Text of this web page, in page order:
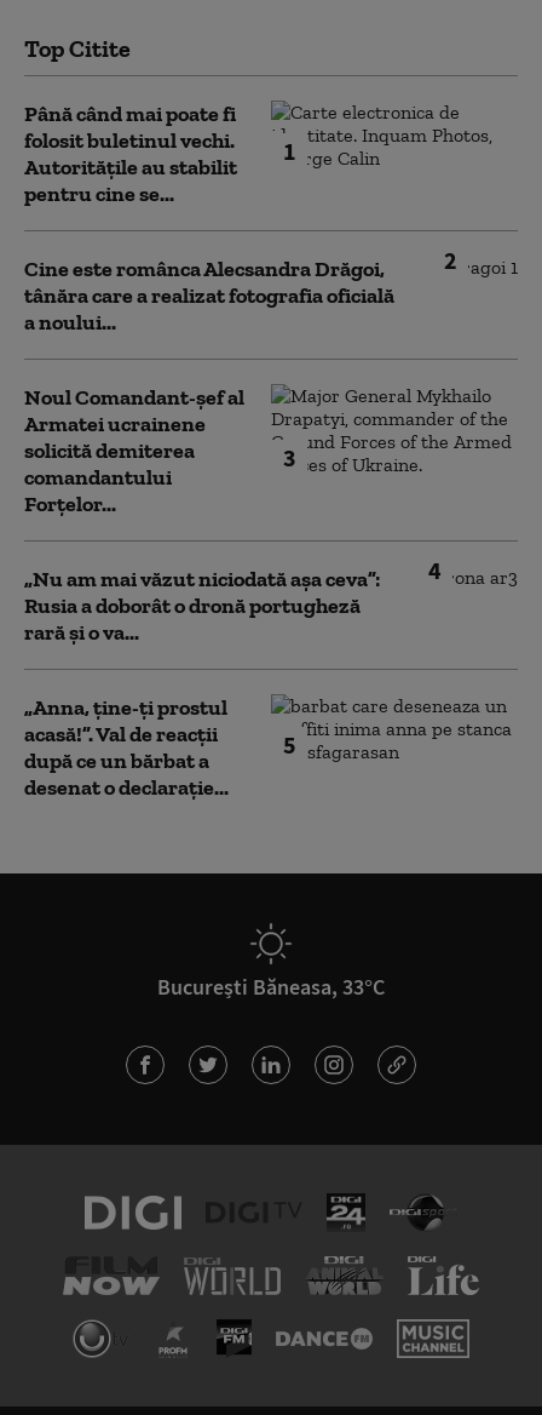
Top Citite
1
Până când mai poate fi
folosit buletinul vechi.
Autoritățile au stabilit
pentru cine se...
2
Cine este românca Alecsandra Drăgoi,
tânăra care a realizat fotografia oficială
a noului...
3
Noul Comandant-șef al
Armatei ucrainene
solicită demiterea
comandantului
Forțelor...
4
„Nu am mai văzut niciodată așa ceva”:
Rusia a doborât o dronă portugheză
rară și o va...
5
„Anna, ţine-ţi prostul
acasă!”. Val de reacții
după ce un bărbat a
desenat o declarație...
București Băneasa, 33°C